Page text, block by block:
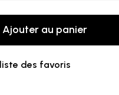
Ajouter au panier
des favoris